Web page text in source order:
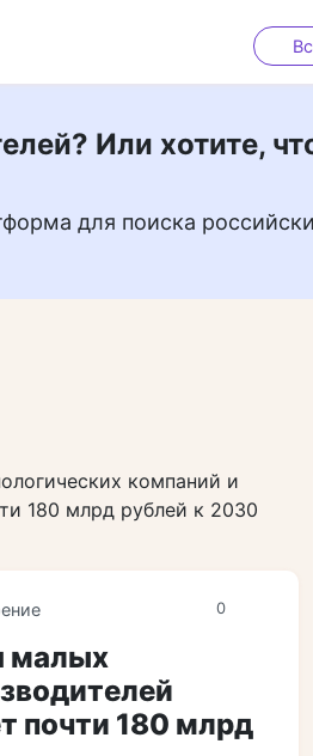
Или хотите,
для поиска
компаний и
180 млрд рублей к 2030
0
малых
почти 180 млрд